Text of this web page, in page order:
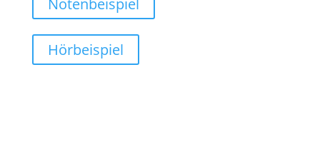
Hörbeispiel